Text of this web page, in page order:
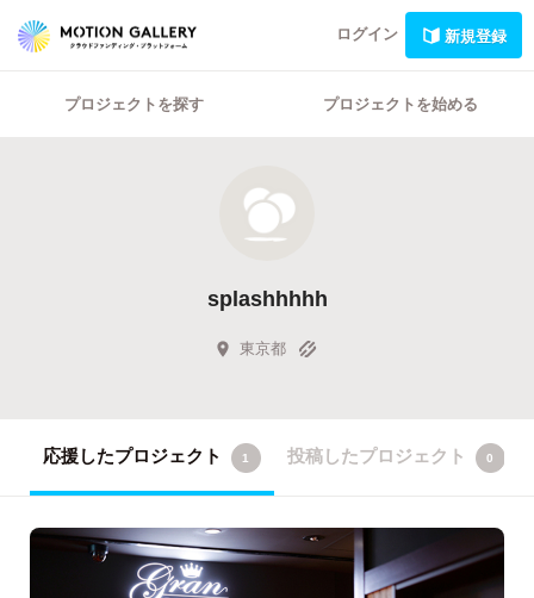
ログイン 新規登録
プロジェクトを探す プロジェクトを始める
splashhhhh
東京都
応援したプロジェクト 1 投稿したプロジェクト 0